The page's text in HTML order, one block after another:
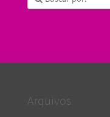
Arquivos